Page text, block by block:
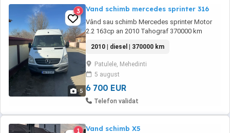
5
3 Vand schimb mercedes sprinter 316
Vând sau schimb Mercedes sprinter Motor
2.2 163cp an 2010 Tahograf 370000 km
detalii la telefon Schimb cu diferență din
partea dvs
2010 | diesel | 370000 km
Patulele, Mehedinti
5 august
6 700 EUR
Telefon validat
1 Vand schimb X5